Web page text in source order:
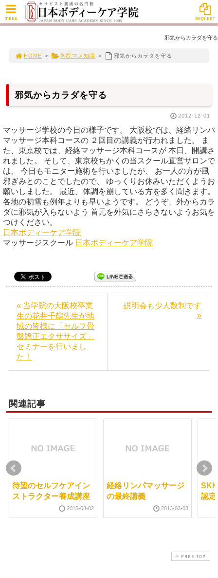
邪気からカラダを守る
HOME > 学院マメ知識 > 邪気からカラダを守る
邪気からカラダを守る
2012-12-01
マッサージ学校の今日の様子です。 大阪校では、経絡リンパ
マッサージ本科コースの ２回目の講義が行われました。 ま
た、東京校では、経絡マッサージ本科コースが 本日、開講さ
れました。 そして、東京校ちかくの当スクール直営サロンで
は、 今日もモニター施術を行いましたが、 お一人の方が風
邪ぎみとのことでしたので、 ゆっくりお休みいただくようお
願いしました。 最近、体調を崩している方を多く聞きます。
各地の初雪も例年よりも早いようです。 どうぞ、外からカラ
ダに邪気が入らないよう 首元を外気にさらさないようお気を
つけください。
日本ボディーケア学院
マッサージスクール 日本ボディーケア学院
« 当学院の大阪校卒業
生の花井千鶴先生が地
域の皆様に「セルフ骨
盤矯正エクササイズ」
セミナーを行いまし
た！
説明会も少人数制です
»
関連記事
待望のセルフケアイン
ストラクター養成講座
2015-03-02
経絡リンパマッサージ
の最終講義
2013-03-03
認
PAGE TOP
MENU REQUEST